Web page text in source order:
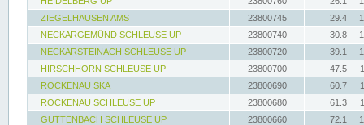
ZIEGELHAUSEN AMS
23800745 29.4
NECKARGEMÜND SCHLEUSE UP
23800740 30.8
NECKARSTEINACH SCHLEUSE UP
23800720 39.1
HIRSCHHORN SCHLEUSE UP
23800700 47.5
ROCKENAU SKA
23800690 60.7
ROCKENAU SCHLEUSE UP
23800680 61.3
GUTTENBACH SCHLEUSE UP
23800660 72.1